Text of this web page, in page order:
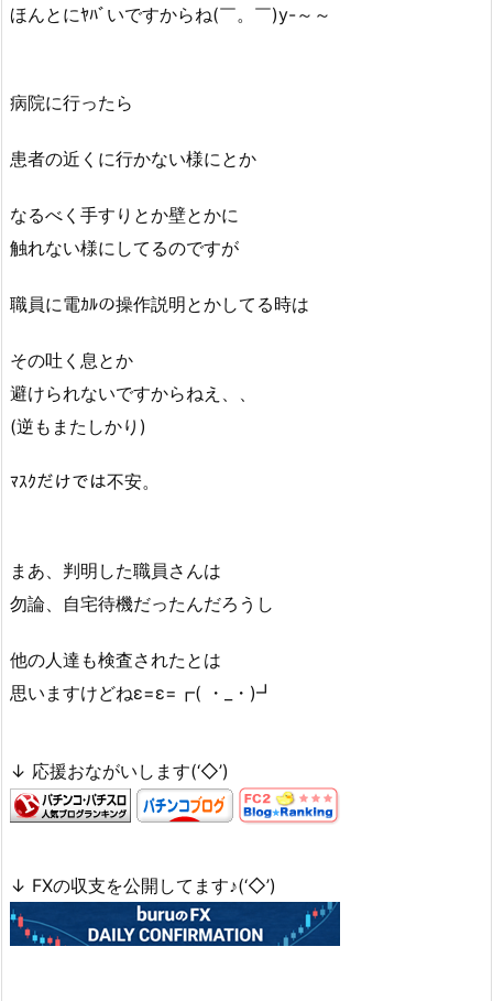
ほんとにﾔﾊﾞいですからね(￣。￣)y-～～
病院に行ったら
患者の近くに行かない様にとか
なるべく手すりとか壁とかに
触れない様にしてるのですが
職員に電ｶﾙの操作説明とかしてる時は
その吐く息とか
避けられないですからねえ、、
(逆もまたしかり)
ﾏｽｸだけでは不安。
まあ、判明した職員さんは
勿論、自宅待機だったんだろうし
他の人達も検査されたとは
思いますけどねε=ε=┏( ・_・)┛
↓ 応援おながいします(‘◇’)ゞ
↓ FXの収支を公開してます♪(‘◇’)ゞ